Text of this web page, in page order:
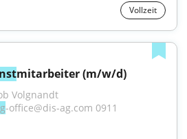
Vollzeit
mitarbeiter (m/w/d)
Volgnandt
-office@dis-ag.com 0911